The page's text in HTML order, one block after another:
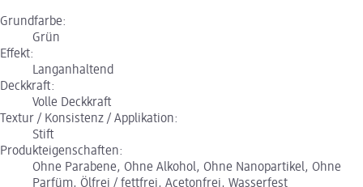
Grundfarbe:
Grün
Effekt:
Langanhaltend
Deckkraft:
Volle Deckkraft
Textur / Konsistenz / Applikation:
Stift
Produkteigenschaften:
Ohne Parabene, Ohne Alkohol, Ohne Nanopartikel, Ohne
Parfüm, Ölfrei / fettfrei, Acetonfrei, Wasserfest